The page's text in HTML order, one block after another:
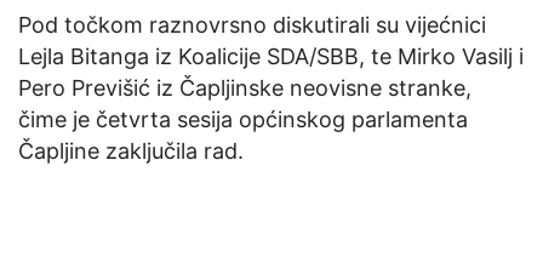
Pod točkom raznovrsno diskutirali su vijećnici
Lejla Bitanga iz Koalicije SDA/SBB, te Mirko Vasilj i
Pero Previšić iz Čapljinske neovisne stranke,
čime je četvrta sesija općinskog parlamenta
Čapljine zaključila rad.